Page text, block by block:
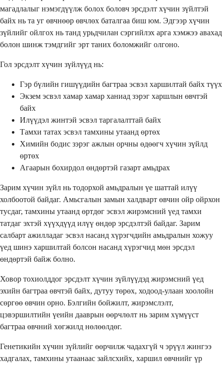
магадлалыг нэмэгдүүлж болох боловч эрсдэлт хүчин зүйлтэй
байх нь та уг өвчнөөр өвчлөх баталгаа биш юм. Эдгээр хүчин
зүйлийг ойлгох нь танд урьдчилан сэргийлэх арга хэмжээ авахад
болон шинж тэмдгийг эрт таних боломжийг олгоно.
Гол эрсдэлт хүчин зүйлүүд нь:
Гэр бүлийн гишүүдийн багтраа эсвэл харшилтай байх түүх
Экзем эсвэл хамар хамар ханиад зэрэг харшлын өвчтэй
байх
Илүүдэл жинтэй эсвэл таргалалттай байх
Тамхи татах эсвэл тамхины утаанд өртөх
Химийн бодис зэрэг ажлын орчны өдөөгч хүчин зүйлд
өртөх
Агаарын бохирдол өндөртэй газарт амьдрах
Зарим хүчин зүйл нь тодорхой амьдралын үе шаттай илүү
холбоотой байдаг. Амьсгалын замын халдварт өвчин ойр ойрхон
тусдаг, тамхины утаанд өртдөг эсвэл жирэмсний үед тамхи
татдаг эхтэй хүүхдүүд илүү өндөр эрсдэлтэй байдаг. Зарим
салбарт ажилладаг эсвэл насанд хүрэгчдийн амьдралын хожуу
үед шинэ харшилтай болсон насанд хүрэгчид мөн эрсдэл
өндөртэй байж болно.
Ховор тохиолддог эрсдэлт хүчин зүйлүүдэд жирэмсний үед
эхийн багтраа өвчтэй байх, дутуу төрөх, ходоод-улаан хоолойн
сөргөө өвчин орно. Бэлгийн бойжилт, жирэмслэлт,
цэвэршилтийн үеийн дааврын өөрчлөлт нь зарим хүмүүст
багтраа өвчний хөгжилд нөлөөлдөг.
Генетикийн хүчин зүйлийг өөрчилж чадахгүй ч эрүүл жингээ
хадгалах, тамхины утаанаас зайлсхийх, харшил өвчнийг үр